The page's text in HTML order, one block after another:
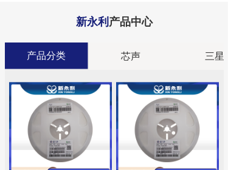
新永利 产品中心
分类 芯声 三星
产品分类